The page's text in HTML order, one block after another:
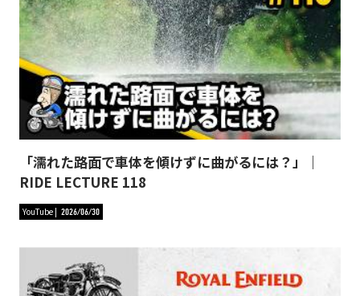
「濡れた路面で車体を傾けずに曲がるには？」｜
RIDE LECTURE 118
YouTube 2026/06/30